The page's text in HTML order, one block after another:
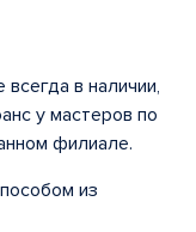
в наличии,
у мастеров по
филиале.
из